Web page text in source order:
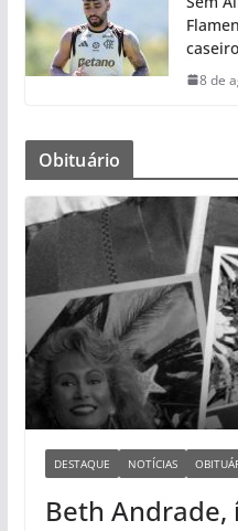
8 de
Obituário
DESTAQUE NOTÍCIAS
Beth Andrade,